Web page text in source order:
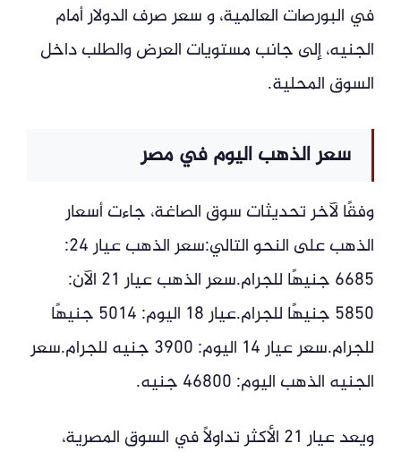
في البورصات العالمية، و سعر صرف الدولار أمام
الجنيه، إلى جانب مستويات العرض والطلب داخل
السوق المحلية.
سعر الذهب اليوم في مصر
وفقًا لآخر تحديثات سوق الصاغة، جاءت أسعار
الذهب على النحو التالي:سعر الذهب عيار 24:
6685 جنيهًا للجرام.سعر الذهب عيار 21 الآن:
5850 جنيهًا للجرام.عيار 18 اليوم: 5014 جنيهًا
للجرام.سعر عيار 14 اليوم: 3900 جنيه للجرام.سعر
الجنيه الذهب اليوم: 46800 جنيه.
ويعد عيار 21 الأكثر تداولًا في السوق المصرية،